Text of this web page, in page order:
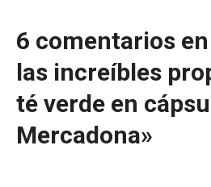
6 comentarios
las increíbles
té verde en
Mercadona»